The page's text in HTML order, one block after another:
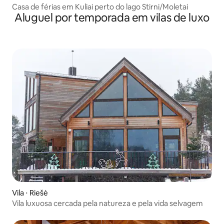
Casa de férias em Kuliai perto do lago Stirni/Moletai
Aluguel por temporada em vilas de luxo
Vila ⋅ Riešė
Vila luxuosa cercada pela natureza e pela vida selvagem